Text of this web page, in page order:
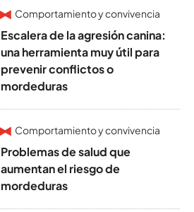
Comportamiento y convivencia
Escalera de la agresión canina:
una herramienta muy útil para
prevenir conflictos o
mordeduras
Comportamiento y convivencia
Problemas de salud que
aumentan el riesgo de
mordeduras